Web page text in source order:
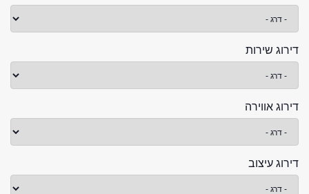
דירוג שירות
דירוג אווירה
דירוג עיצוב